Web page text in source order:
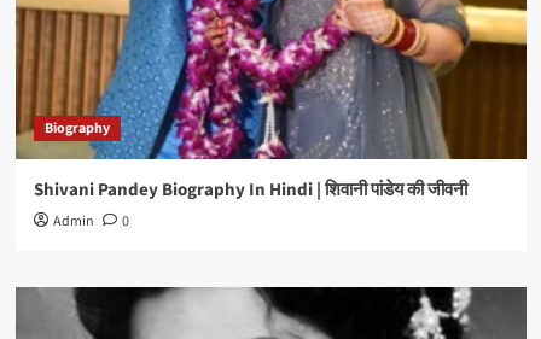
Biography
Shivani Pandey Biography In Hindi | शिवानी पांडेय की जीवनी
Admin 0